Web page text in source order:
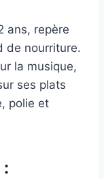
ans, repère
de nourriture.
la musique,
ses plats
polie et